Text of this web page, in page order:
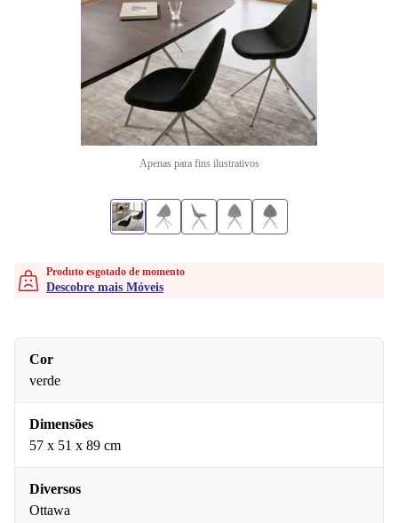
Apenas para fins ilustrativos
Produto esgotado de momento
Descobre mais Móveis
Cor
verde
Dimensões
57 x 51 x 89 cm
Diversos
Ottawa